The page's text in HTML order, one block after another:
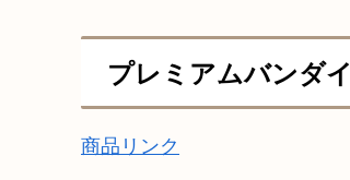
プレミアムバンダイ
商品リンク